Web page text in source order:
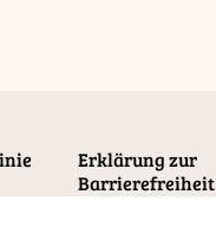
Erklärung zur
Barrierefreiheit